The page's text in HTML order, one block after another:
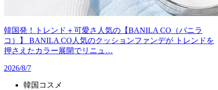
韓国発！トレンド＋可愛さ人気の【BANILA CO（バニラ
コ）】 BANILA CO人気のクッションファンデが トレンドを
押さえたカラー展開でリニュ…
2026/8/7
韓国コスメ